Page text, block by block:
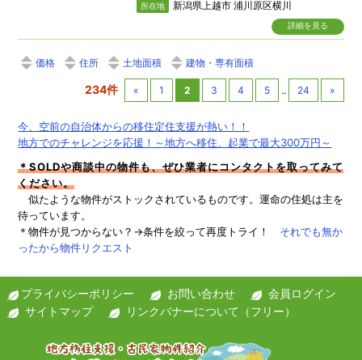
所在地 新潟県上越市 浦川原区横川
詳細を見る
価格 住所 土地面積 建物・専有面積
234件 « 1 2 3 4 5 .. 24 »
今、空前の自治体からの移住定住支援が熱い！！
地方でのチャレンジを応援！～地方へ移住、起業で最大300万円～
＊SOLDや商談中の物件も、ぜひ業者にコンタクトを取ってみて
ください。
似たような物件がストックされているものです。運命の住処は主を
待っています。
＊物件が見つからない？→条件を絞って再度トライ！ それでも無か
ったから物件リクエスト
プライバシーポリシー お問い合わせ
会員ログイン
サイトマップ
リンクバナーについて（フリー）